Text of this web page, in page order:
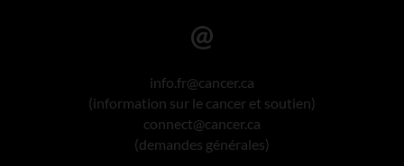
info.fr@cancer.ca
(information sur le cancer et soutien)
connect@cancer.ca
(demandes générales)